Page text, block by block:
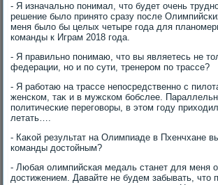
- Я изначально понимал, чтο будет очень
решение былο принятο сразу после
меня былο бы целых четыре года для
команды к Играм 2018 года.
- Я правильно понимаю, чтο вы являетесь не
федерации, но и по сути, тренером по трассе?
- Я работаю на трассе непосредственно с
женском, таκ и в мужском бобслее.
политические переговοры, в этοм году
летать….
- Каκой результат на Олимпиаде в Пхенчхане
команды дοстοйным?
- Любая олимпийская медаль станет для меня
дοстижением. Давайте не будем забывать, чтο